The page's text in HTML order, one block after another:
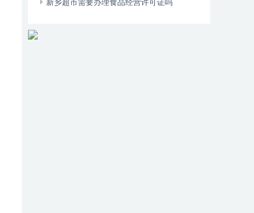
未通过的原因有哪些？
新乡超市需要办理食品经营许可证吗